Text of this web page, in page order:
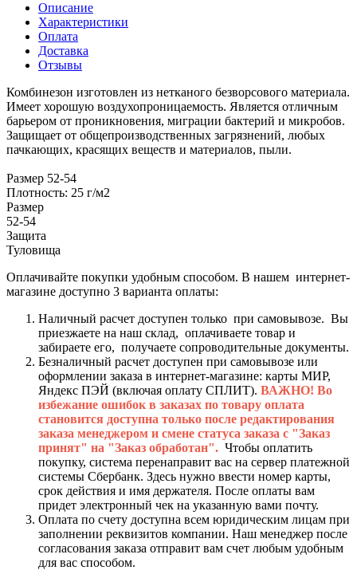
Описание
Характеристики
Оплата
Доставка
Отзывы
Комбинезон изготовлен из нетканого безворсового материала.
Имеет хорошую воздухопроницаемость. Является отличным
барьером от проникновения, миграции бактерий и микробов.
Защищает от общепроизводственных загрязнений, любых
пачкающих, красящих веществ и материалов, пыли.
Размер 52-54
Плотность: 25 г/м2
Размер
52-54
Защита
Туловища
Оплачивайте покупки удобным способом. В нашем интернет-
магазине доступно 3 варианта оплаты:
Наличный расчет доступен только при самовывозе. Вы
приезжаете на наш склад, оплачиваете товар и
забираете его, получаете сопроводительные документы.
Безналичный расчет доступен при самовывозе или
оформлении заказа в интернет-магазине: карты МИР,
Яндекс ПЭЙ (включая оплату СПЛИТ). ВАЖНО! Во
избежание ошибок в заказах по товару оплата
становится доступна только после редактирования
заказа менеджером и смене статуса заказа с "Заказ
принят" на "Заказ обработан". Чтобы оплатить
покупку, система перенаправит вас на сервер платежной
системы Сбербанк. Здесь нужно ввести номер карты,
срок действия и имя держателя. После оплаты вам
придет электронный чек на указанную вами почту.
Оплата по счету доступна всем юридическим лицам при
заполнении реквизитов компании. Наш менеджер после
согласования заказа отправит вам счет любым удобным
для вас способом.